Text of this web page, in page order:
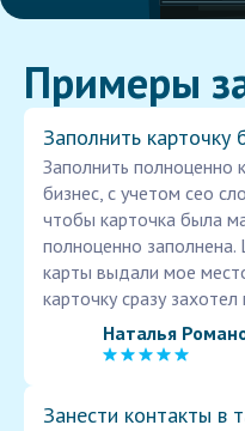
Примеры
Заполнить карточку
Заполнить полноценно
бизнес, с учетом сео
чтобы карточка была
полноценно заполнена.
карты выдали мое
карточку сразу захотел
Наталья
Занести контакты в